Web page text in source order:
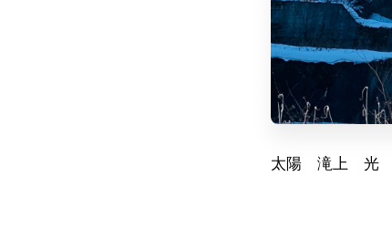
太陽 滝上 光